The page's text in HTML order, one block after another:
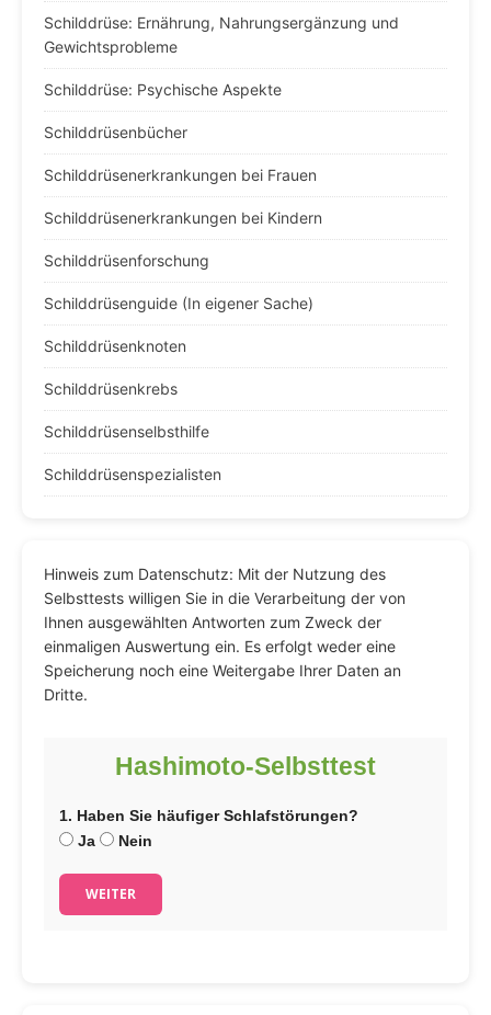
Schilddrüse: Ernährung, Nahrungsergänzung und
Gewichtsprobleme
Schilddrüse: Psychische Aspekte
Schilddrüsenbücher
Schilddrüsenerkrankungen bei Frauen
Schilddrüsenerkrankungen bei Kindern
Schilddrüsenforschung
Schilddrüsenguide (In eigener Sache)
Schilddrüsenknoten
Schilddrüsenkrebs
Schilddrüsenselbsthilfe
Schilddrüsenspezialisten
Hinweis zum Datenschutz: Mit der Nutzung des
Selbsttests willigen Sie in die Verarbeitung der von
Ihnen ausgewählten Antworten zum Zweck der
einmaligen Auswertung ein. Es erfolgt weder eine
Speicherung noch eine Weitergabe Ihrer Daten an
Dritte.
Hashimoto-Selbsttest
1. Haben Sie häufiger Schlafstörungen?
Ja
Nein
WEITER